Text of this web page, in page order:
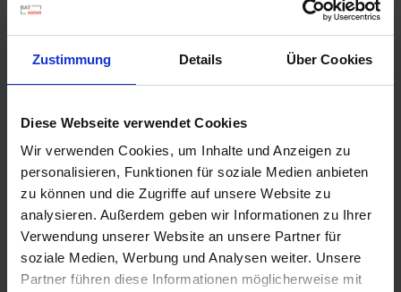
Zustimmung Details Über Cookies
Diese Webseite verwendet Cookies
Wir verwenden Cookies, um Inhalte und Anzeigen zu
personalisieren, Funktionen für soziale Medien anbieten
zu können und die Zugriffe auf unsere Website zu
analysieren. Außerdem geben wir Informationen zu Ihrer
Verwendung unserer Website an unsere Partner für
soziale Medien, Werbung und Analysen weiter. Unsere
Partner führen diese Informationen möglicherweise mit
Ähnliche Produkte